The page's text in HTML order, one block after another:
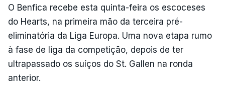
O Benfica recebe esta quinta-feira os escoceses
do Hearts, na primeira mão da terceira pré-
eliminatória da Liga Europa. Uma nova etapa rumo
à fase de liga da competição, depois de ter
ultrapassado os suíços do St. Gallen na ronda
anterior.